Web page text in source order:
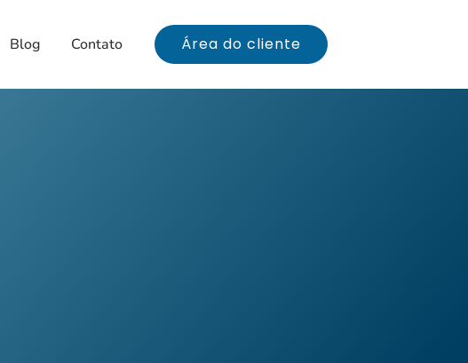
Blog Contato Área do cliente